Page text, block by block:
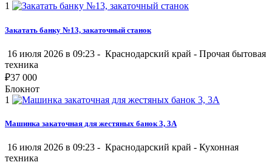
1
Закатать банку №13, закаточный станок
16 июля 2026 в 09:23 - Краснодарский край - Прочая бытовая
техника
₽37 000
Блокнот
1
Машинка закаточная для жестяных банок 3, 3A
16 июля 2026 в 09:23 - Краснодарский край - Кухонная
техника